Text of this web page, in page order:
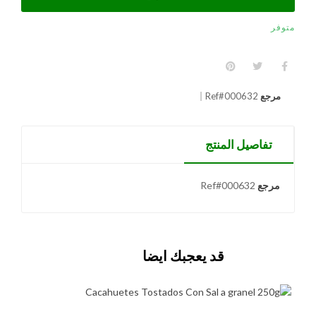
متوفر
مرجع Ref#000632
تفاصيل المنتج
مرجع Ref#000632
قد يعجبك ايضا